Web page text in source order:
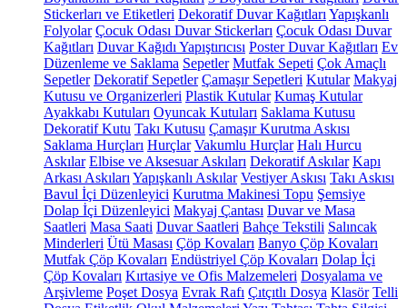
Stickerları ve Etiketleri Dekoratif Duvar Kağıtları Yapışkanlı
Folyolar Çocuk Odası Duvar Stickerları Çocuk Odası Duvar
Kağıtları Duvar Kağıdı Yapıştırıcısı Poster Duvar Kağıtları Ev
Düzenleme ve Saklama Sepetler Mutfak Sepeti Çok Amaçlı
Sepetler Dekoratif Sepetler Çamaşır Sepetleri Kutular Makyaj
Kutusu ve Organizerleri Plastik Kutular Kumaş Kutular
Ayakkabı Kutuları Oyuncak Kutuları Saklama Kutusu
Dekoratif Kutu Takı Kutusu Çamaşır Kurutma Askısı
Saklama Hurçları Hurçlar Vakumlu Hurçlar Halı Hurcu
Askılar Elbise ve Aksesuar Askıları Dekoratif Askılar Kapı
Arkası Askıları Yapışkanlı Askılar Vestiyer Askısı Takı Askısı
Bavul İçi Düzenleyici Kurutma Makinesi Topu Şemsiye
Dolap İçi Düzenleyici Makyaj Çantası Duvar ve Masa
Saatleri Masa Saati Duvar Saatleri Bahçe Tekstili Salıncak
Minderleri Ütü Masası Çöp Kovaları Banyo Çöp Kovaları
Mutfak Çöp Kovaları Endüstriyel Çöp Kovaları Dolap İçi
Çöp Kovaları Kırtasiye ve Ofis Malzemeleri Dosyalama ve
Arşivleme Poşet Dosya Evrak Rafı Çıtçıtlı Dosya Klasör Telli